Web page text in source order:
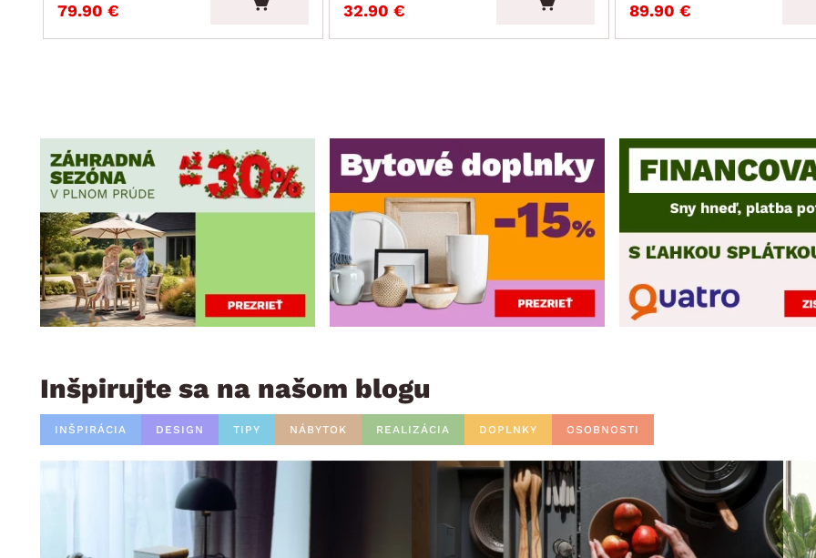
79.90 € 32.90 € 89.90 €
Inšpirujte sa na našom blogu
INŠPIRÁCIA DESIGN TIPY NÁBYTOK REALIZÁCIA DOPLNKY OSOBNOSTI